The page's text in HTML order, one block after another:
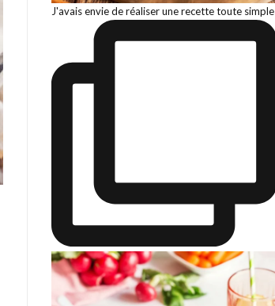
J'avais envie de réaliser une recette toute simple